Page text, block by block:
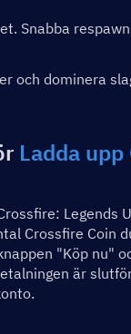
Snabba
och dominera
Ladda
Legends
Crossfire Coin
"Köp nu"
är